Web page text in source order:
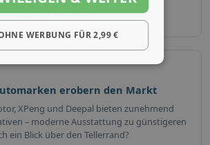
Marken & Modelle
erobern den Markt
XPeng und Deepal bieten zunehmend
– moderne Ausstattung zu günstigeren
ein Blick über den Tellerrand?
WERBUNG FÜR 2,99 €